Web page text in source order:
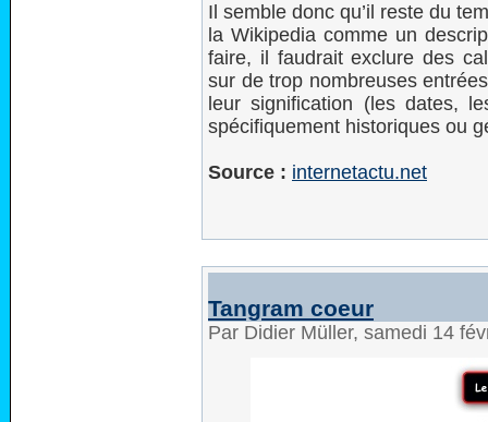
Il semble donc qu’il reste du
la Wikipedia comme un
faire, il faudrait exclure des
sur de trop nombreuses
leur signification (les dates,
spécifiquement historiques ou
Source : internetactu.net
Tangram coeur
Par Didier Müller, samedi 14